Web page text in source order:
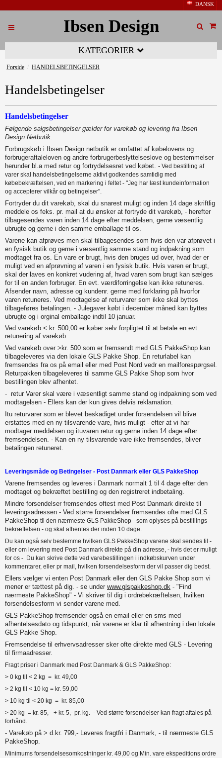
DANSK
Ibsen Design
KATEGORIER
Forside / HANDELSBETINGELSER
Handelsbetingelser
Handelsbetingelser
Følgende salgsbetingelser gælder for varekøb og levering fra Ibsen
Design Netbutik.
Forbrugskøb i Ibsen Design netbutik er omfattet af købelovens og
forbrugeraftaleloven og andre forbrugerbeslyttelseslove og bestemmelser
herunder bl.a med retur og fortrydelsesret ved købet. - Ved bestilling af
varer skal handelsbetingelserne aktivt godkendes samtidig med
købebekræftelsen, ved en markering i feltet - "Jeg har læst kundeinformation
og accepterer vilkår og betingelser".
Fortryder du dit varekøb, skal du snarest muligt og inden 14 dage skriftlig
meddele os feks. pr. mail at du ønsker at fortryde dit varekøb, - herefter
tilbagesendes varen inden 14 dage efter meddelsen, gerne væsentlig
ubrugte og gerne i den samme emballage til os.
Varene kan afprøves men skal tilbagesendes som hvis den var afprøvet i
en fysisk butik og gerne i væsentlig samme stand og indpakning som
modtaget fra os. En vare er brugt, hvis den bruges ud over, hvad der er
muligt ved en afprøvning af varen i en fysisk butik. Hvis varen er brugt,
skal der laves en konkret vudering af, hvad varen som brugt kan sælges
for til en anden forbruger. En evt. værdiforringelse kan ikke retuneres.
Afsender navn, adresse og kundenr. gerne med forklaring på hvorfor
varen retuneres. Ved modtagelse af returvarer som ikke skal byttes
tilbageføres betalingen. - Julegaver købt i december måned kan byttes
ubrugte og i orginal emballage indtil 10 januar.
Ved varekøb < kr. 500,00 er køber selv forpligtet til at betale en evt.
retunering af varekøb
Ved varekøb over >kr. 500 som er fremsendt med GLS PakkeShop kan
tilbageleveres via den lokale GLS Pakke Shop. En returlabel kan
fremsendes fra os på email eller med Post Nord vedr en mailforespørgsel.
Returpakken tilbageleveres til samme GLS Pakke Shop som hvor
bestillingen blev afhentet.
- retur Varer skal være i væsentligt samme stand og indpakning som ved
modtagelsen - Ellers kan der kun gives delvis reklamation.
Itu returvarer som er blevet beskadiget under forsendelsen vil blive
erstattes med en ny tilsvarende vare, hvis muligt - efter at vi har
modtager meddelsen og ituvaren retur og gerne inden 14 dage efter
fremsendelsen. - Kan en ny tilsvarende vare ikke fremsendes, bliver
betalingen retuneret.
Leveringsmåde og Betingelser - Post Danmark eller GLS PakkeShop
Varene fremsendes og leveres i Danmark normalt 1 til 4 dage efter den
modtaget og bekræftet bestilling og den registreret indbetaling.
Mindre forsendelser fremsendes oftest med Post Danmark direkte til
leveringsadressen - Ved større forsendelser fremsendes ofte med GLS
PakkeShop til den nærmeste GLS PakkeShop - som oplyses på bestillings
bekræftelsen - og skal afhentes der inden 10 dage.
Du kan også selv bestemme hvilken GLS PakkeShop varene skal sendes til -
eller om levering med Post Danmark direkte på din adresse, - hvis det er muligt
for os - Du kan skrive dette ved varebestillingen i indkøbskurven under
kommentarer, eller pr mail, hvilken forsendelsesform der vil passer dig bedst.
Ellers vælger vi enten Post Danmark eller den GLS Pakke Shop som vi
mener er tættest på dig. - se under www.glspakkeshop.dk - "Find
nærmeste PakkeShop" - Vi skriver til dig i ordrebekræftelsen, hvilken
forsendelsesform vi sender varene med.
GLS PakkeShop fremsender også en email eller en sms med
afhentelsesdato og tidspunkt, når varene er klar til afhentning i den lokale
GLS Pakke Shop.
Fremsendelse til erhvervsadresser sker ofte direkte med GLS - Levering
til firmaadresser.
Fragt priser i Danmark med Post Danmark & GLS PakkeShop:
> 0 kg til < 2 kg = kr. 49,00
> 2 kg til < 10 kg = kr. 59,00
> 10 kg til < 20 kg = kr. 85,00
> 20 kg = kr. 85,- + kr. 5,- pr. kg. - Ved større forsendelser kan fragt aftales på
forhånd.
- Varekøb på > d.kr. 799,- Leveres fragtfri i Danmark, - til nærmeste GLS
PakkeShop.
Minimums forsendelsesomkostninger kr. 49,00 og Min. vare ekspeditions ordre